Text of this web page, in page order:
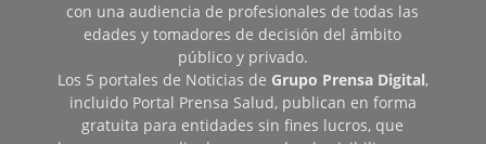
con una audiencia de profesionales de todas las
edades y tomadores de decisión del ámbito
público y privado.
Los 5 portales de Noticias de Grupo Prensa Digital,
incluido Portal Prensa Salud, publican en forma
gratuita para entidades sin fines lucros, que